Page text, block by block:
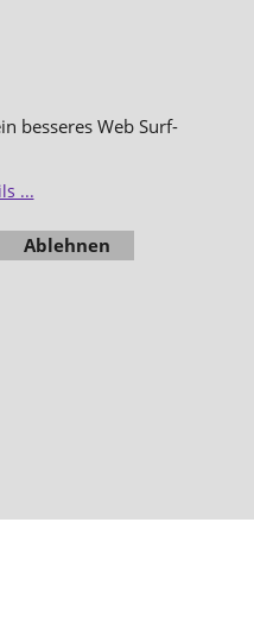
besseres Web Surf-
...
Ablehnen